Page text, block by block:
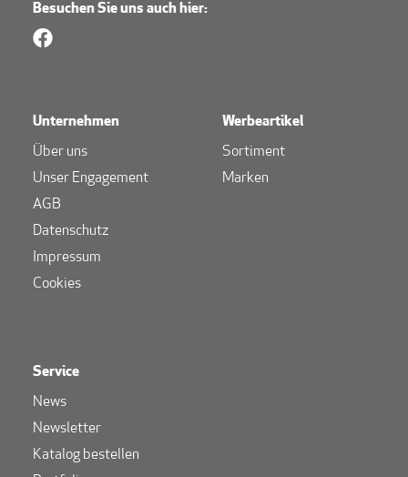
Besuchen Sie uns auch hier:
Unternehmen
Über uns
Unser Engagement
AGB
Datenschutz
Impressum
Cookies
Werbeartikel
Sortiment
Marken
Service
News
Newsletter
Katalog bestellen